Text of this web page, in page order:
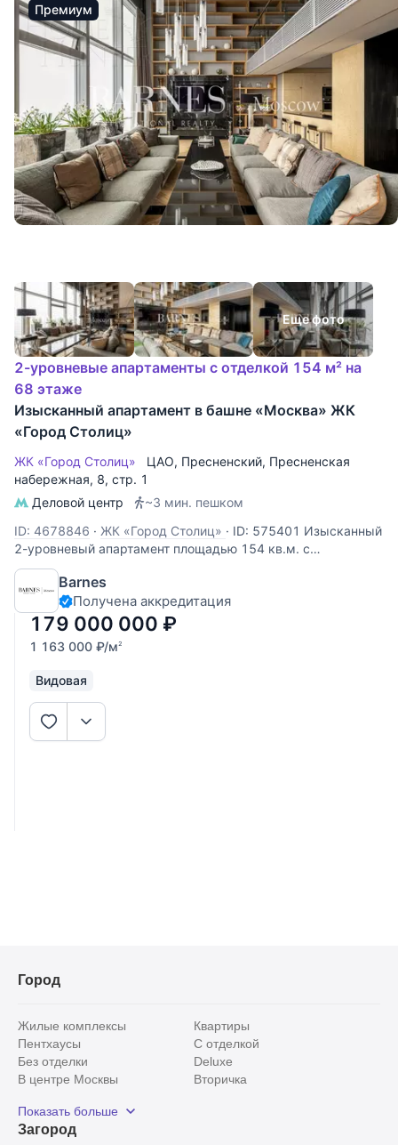
Премиум
Еще фото
2-уровневые апартаменты с отделкой 154 м² на
68 этаже
Изысканный апартамент в башне «Москва» ЖК
«Город Столиц»
ЖК «Город Столиц» ЦАО, Пресненский, Пресненская
набережная, 8, стр. 1
Деловой центр
~3 мин. пешком
ID: 4678846 · ЖК «Город Столиц» · ID: 575401 Изысканный
2-уровневый апартамент площадью 154 кв.м. с
потрясающими панорамными видами на 68 этаже в башне
«Москва» жилого комплекса «Город Столиц». В
апартаменте выполнена дизайнерская отделка по
авторскому проекту. Планировочное
Barnes
Получена аккредитация
179 000 000 ₽
1 163 000 ₽/м2
Видовая
Город
Жилые комплексы
Квартиры
Пентхаусы
С отделкой
Без отделки
Deluxe
В центре Москвы
Вторичка
Рядом с парком
С панорамными окнами
Показать больше
Загород